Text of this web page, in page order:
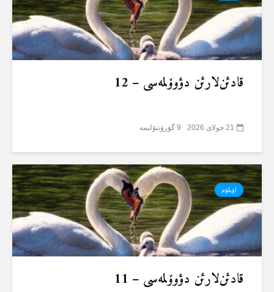
قادئن‌لارئن دؤوۆلمەسی – 12
21 جولای 2026 9 گؤرۆنتۆلنمە
اؤیلۆم
قادئن‌لارئن دؤوۆلمەسی – 11